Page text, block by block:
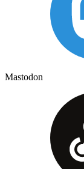
Mastodon